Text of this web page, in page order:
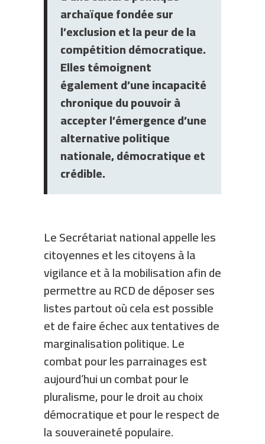
archaïque fondée sur
l’exclusion et la peur de la
compétition démocratique.
Elles témoignent
également d’une incapacité
chronique du pouvoir à
accepter l’émergence d’une
alternative politique
nationale, démocratique et
crédible.
Le Secrétariat national appelle les
citoyennes et les citoyens à la
vigilance et à la mobilisation afin de
permettre au RCD de déposer ses
listes partout où cela est possible
et de faire échec aux tentatives de
marginalisation politique. Le
combat pour les parrainages est
aujourd’hui un combat pour le
pluralisme, pour le droit au choix
démocratique et pour le respect de
la souveraineté populaire.